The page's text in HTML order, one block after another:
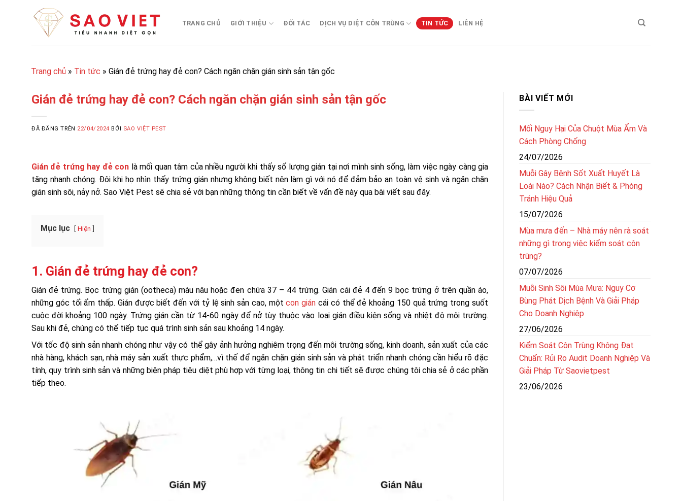
TRANG CHỦ GIỚI THIỆU ĐỐI TÁC DỊCH VỤ DIỆT CÔN TRÙNG TIN TỨC LIÊN HỆ
Trang chủ» Tin tức » Gián đẻ trứng hay đẻ con? Cách ngăn chặn gián sinh sản tận gốc
Gián đẻ trứng hay đẻ con? Cách ngăn chặn gián sinh sản tận gốc
ĐÃ ĐĂNG TRÊN 22/04/2024 BỞI SAO VIỆT PEST
Gián đẻ trứng hay đẻ con là mối quan tâm của nhiều người khi thấy số lượng gián tại nơi mình sinh sống, làm việc ngày càng gia
tăng nhanh chóng. Đôi khi họ nhìn thấy trứng gián nhưng không biết nên làm gì với nó để đảm bảo an toàn vệ sinh và ngăn chặn
gián sinh sôi, nảy nở. Sao Việt Pest sẽ chia sẻ với bạn những thông tin cần biết về vấn đề này qua bài viết sau đây.
Mục lục Hiện
1. Gián đẻ trứng hay đẻ con?
Gián đẻ trứng. Bọc trứng gián (ootheca) màu nâu hoặc đen chứa 37 – 44 trứng. Gián cái đẻ 4 đến 9 bọc trứng ở trên quần áo,
những góc tối ẩm thấp. Gián được biết đến với tỷ lệ sinh sản cao, mộtcon gián cái có thể đẻ khoảng 150 quả trứng trong suốt
cuộc đời khoảng 100 ngày. Trứng gián cần từ 14-60 ngày để nở tùy thuộc vào loại gián điều kiện sống và nhiệt độ môi trường.
Sau khi đẻ, chúng có thể tiếp tục quá trình sinh sản sau khoảng 14 ngày.
Với tốc độ sinh sản nhanh chóng như vậy có thể gây ảnh hưởng nghiêm trọng đến môi trường sống, kinh doanh, sản xuất của các
nhà hàng, khách sạn, nhà máy sản xuất thực phẩm,…vì thế để ngăn chặn gián sinh sản và phát triển nhanh chóng cần hiểu rõ đặc
tính, quy trình sinh sản và những biện pháp tiêu diệt phù hợp với từng loại, thông tin chi tiết sẽ được chúng tôi chia sẻ ở các phần
tiếp theo.
BÀI VIẾT MỚI
Mối Nguy Hại Của Chuột Mùa Ẩm Và
Cách Phòng Chống
24/07/2026
Muỗi Gây Bệnh Sốt Xuất Huyết Là
Loài Nào? Cách Nhận Biết & Phòng
Tránh Hiệu Quả
15/07/2026
Mùa mưa đến – Nhà máy nên rà soát
những gì trong việc kiểm soát côn
trùng?
07/07/2026
Muỗi Sinh Sôi Mùa Mưa: Nguy Cơ
Bùng Phát Dịch Bệnh Và Giải Pháp
Cho Doanh Nghiệp
27/06/2026
Kiểm Soát Côn Trùng Không Đạt
Chuẩn: Rủi Ro Audit Doanh Nghiệp Và
Giải Pháp Từ Saovietpest
23/06/2026